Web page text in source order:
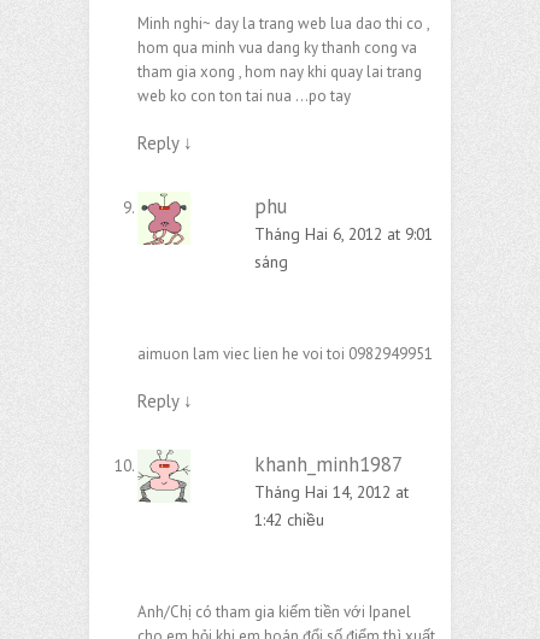
Minh nghi~ day la trang web lua dao thi co ,
hom qua minh vua dang ky thanh cong va
tham gia xong , hom nay khi quay lai trang
web ko con ton tai nua …po tay
Reply ↓
phu
Tháng Hai 6, 2012 at 9:01
sáng
aimuon lam viec lien he voi toi 0982949951
Reply ↓
khanh_minh1987
Tháng Hai 14, 2012 at
1:42 chiều
Anh/Chị có tham gia kiếm tiền với Ipanel